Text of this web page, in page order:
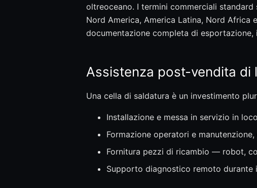
oltreoceano. I termini commerciali standard
Nord America, America Latina, Nord Africa
documentazione completa di
Assistenza post-vendita di
Una cella di saldatura è un investimento
Installazione e messa in servizio in
Formazione operatori e
Fornitura pezzi di ricambio — robot,
Supporto diagnostico remoto durante